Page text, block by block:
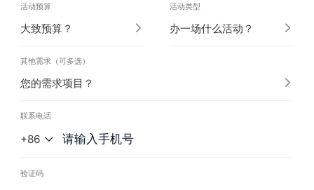
活动预算
大致预算？
活动类型
办一场什么活动？
其他需求（可多选）
您的需求项目？
联系电话
+86
验证码